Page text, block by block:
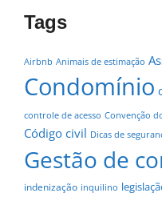
Tags
Airbnb Animais de estimação
Condomínio
controle de acesso Convenção
Código civil Dicas de
Gestão de
indenização inquilino